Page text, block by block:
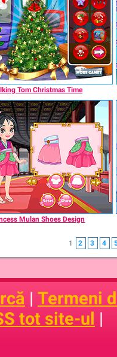
Tom Christmas Time
Mulan Shoes Design
1 2 3 4
| Termeni
tot site-ul |